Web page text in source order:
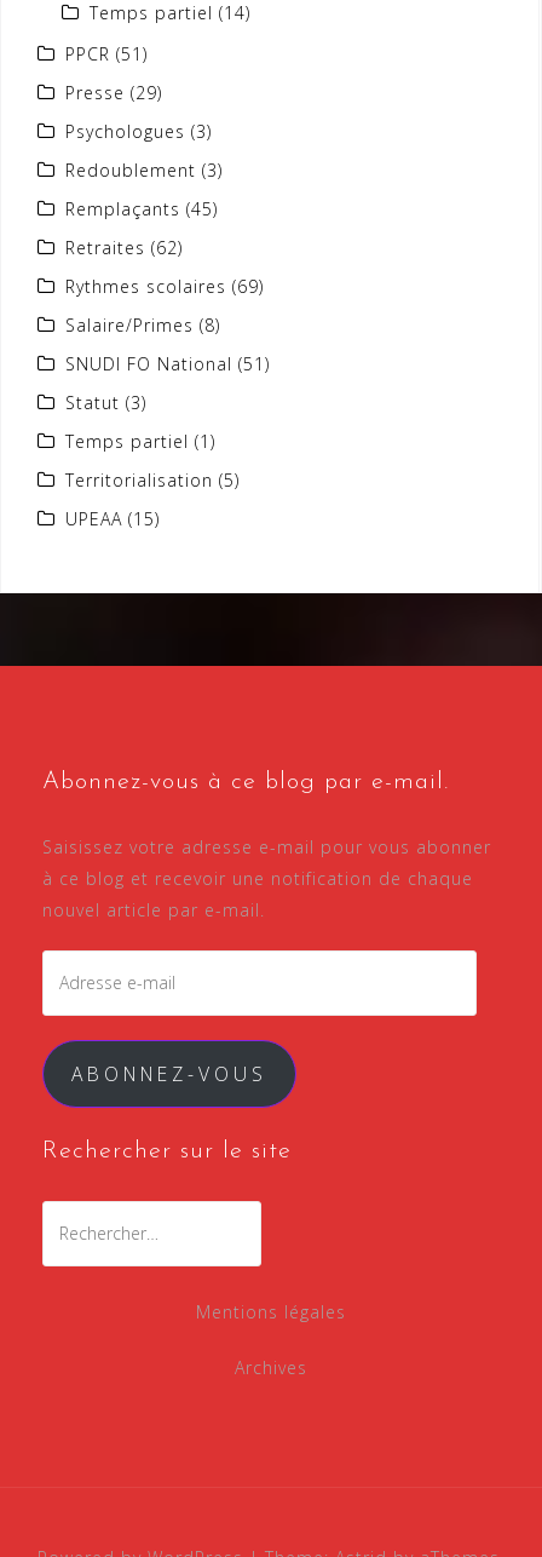
Temps partiel (14)
PPCR (51)
Presse (29)
Psychologues (3)
Redoublement (3)
Remplaçants (45)
Retraites (62)
Rythmes scolaires (69)
Salaire/Primes (8)
SNUDI FO National (51)
Statut (3)
Temps partiel (1)
Territorialisation (5)
UPEAA (15)
Abonnez-vous à ce blog par e-mail.
Saisissez votre adresse e-mail pour vous abonner
à ce blog et recevoir une notification de chaque
nouvel article par e-mail.
ABONNEZ-VOUS
Rechercher sur le site
Mentions légales
Archives